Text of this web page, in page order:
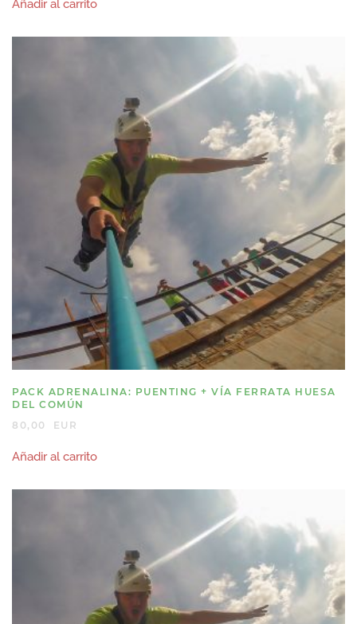
Añadir al carrito
PACK ADRENALINA: PUENTING + VÍA FERRATA HUESA
DEL COMÚN
80,00
EUR
Añadir al carrito